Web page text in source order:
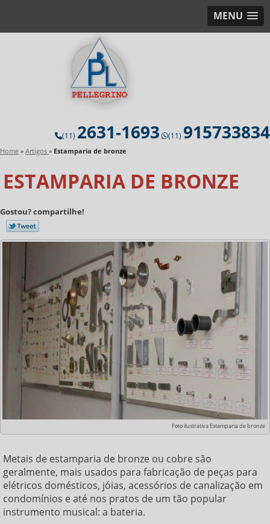
MENU
(11) 2631-1693 (11) 915733834
Home » Artigos » Estamparia de bronze
ESTAMPARIA DE BRONZE
Gostou? compartilhe!
Foto ilustrativa Estamparia de bronze
Metais de estamparia de bronze ou cobre são
geralmente, mais usados para fabricação de peças para
elétricos domésticos, jóias, acessórios de canalização em
condomínios e até nos pratos de um tão popular
instrumento musical: a bateria.